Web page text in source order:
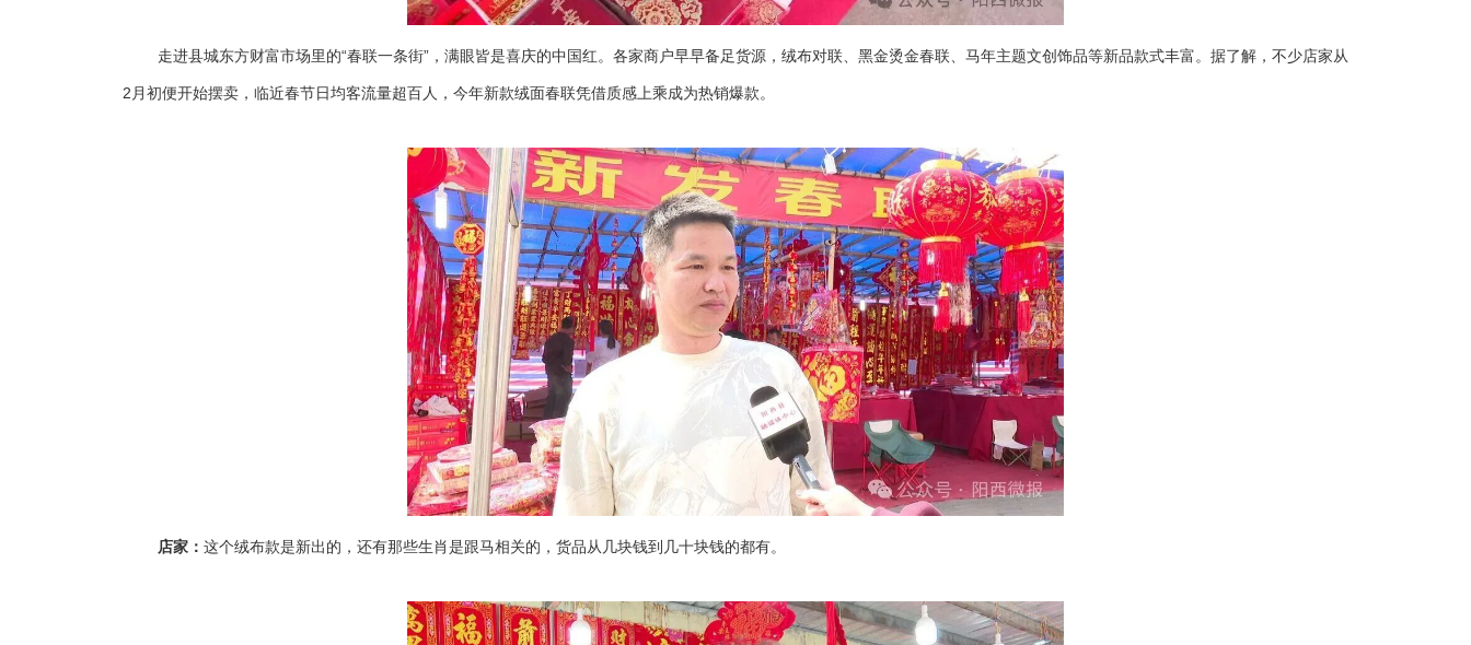
走进县城东方财富市场里的“春联一条街”，满眼皆是喜庆的中国红。各家商户早早备足货源，绒布对联、黑金烫金春联、马年主题文创饰品等新品款式丰富。据了解，不少店家从
2月初便开始摆卖，临近春节日均客流量超百人，今年新款绒面春联凭借质感上乘成为热销爆款。
店家： 这个绒布款是新出的，还有那些生肖是跟马相关的，货品从几块钱到几十块钱的都有。